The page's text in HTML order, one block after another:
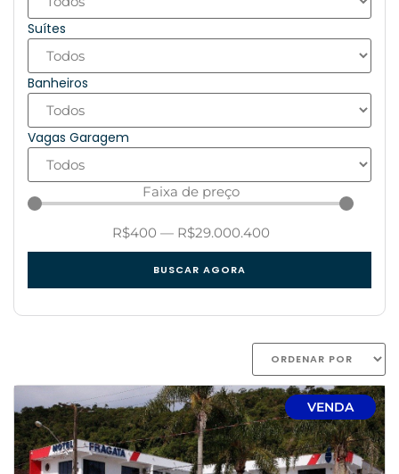
Suítes
Banheiros
Vagas Garagem
Faixa de preço
R$400 — R$29.000.400
BUSCAR AGORA
VENDA